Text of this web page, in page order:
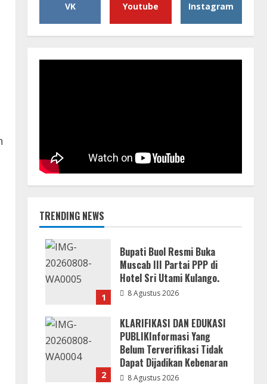
VK Youtube Instagram
TRENDING NEWS
1
Bupati Buol Resmi Buka
Muscab III Partai PPP di
Hotel Sri Utami Kulango.
8 Agustus 2026
2
KLARIFIKASI DAN EDUKASI
PUBLIKInformasi Yang
Belum Terverifikasi Tidak
Dapat Dijadikan Kebenaran
8 Agustus 2026